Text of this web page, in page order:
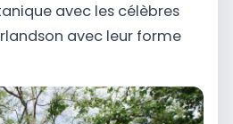
avec les célèbres
avec leur forme